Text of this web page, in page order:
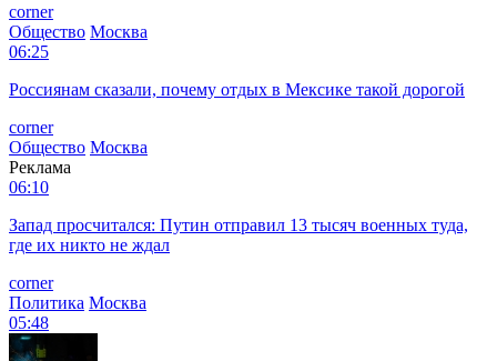
corner
Общество Москва
06:25
Россиянам сказали, почему отдых в Мексике такой дорогой
corner
Общество Москва
Реклама
06:10
Запад просчитался: Путин отправил 13 тысяч военных туда,
где их никто не ждал
corner
Политика Москва
05:48